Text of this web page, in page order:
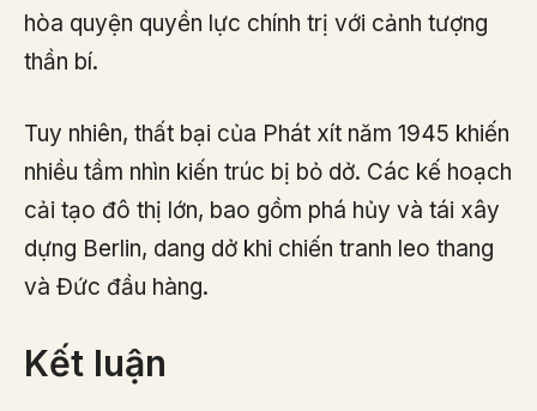
hòa quyện quyền lực chính trị với cảnh tượng
thần bí.
Tuy nhiên, thất bại của Phát xít năm 1945 khiến
nhiều tầm nhìn kiến trúc bị bỏ dở. Các kế hoạch
cải tạo đô thị lớn, bao gồm phá hủy và tái xây
dựng Berlin, dang dở khi chiến tranh leo thang
và Đức đầu hàng.
Kết luận